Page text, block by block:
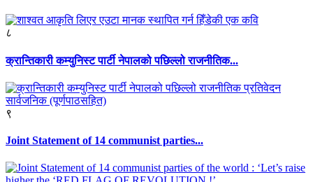
८
क्रान्तिकारी कम्युनिस्ट पार्टी नेपालको पछिल्लो राजनीतिक...
९
Joint Statement of 14 communist parties...